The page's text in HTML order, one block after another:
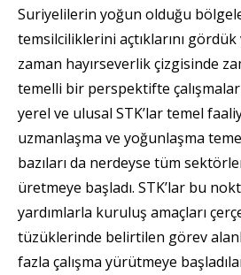
Suriyelilerin yoğun olduğu
temsilciliklerini açtıklarını gördük
zaman hayırseverlik çizgisinde
temelli bir perspektifte
yerel ve ulusal STK’lar temel
uzmanlaşma ve yoğunlaşma
bazıları da nerdeyse tüm
üretmeye başladı. STK’lar bu
yardımlarla kuruluş amaçları
tüzüklerinde belirtilen görev
fazla çalışma yürütmeye